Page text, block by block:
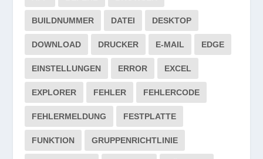
BUILDNUMMER DATEI DESKTOP
DOWNLOAD DRUCKER E-MAIL EDGE
EINSTELLUNGEN ERROR EXCEL
EXPLORER FEHLER FEHLERCODE
FEHLERMELDUNG FESTPLATTE
FUNKTION GRUPPENRICHTLINIE